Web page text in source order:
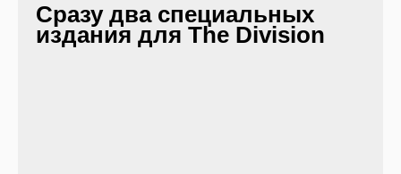
Сразу два специальных
издания для The Division